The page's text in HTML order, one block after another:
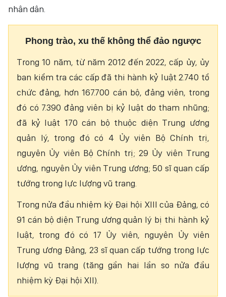
nhân dân.
Phong trào, xu thế không thể đảo ngược
Trong 10 năm, từ năm 2012 đến 2022, cấp ủy, ủy
ban kiểm tra các cấp đã thi hành kỷ luật 2.740 tổ
chức đảng, hơn 167.700 cán bộ, đảng viên, trong
đó có 7.390 đảng viên bị kỷ luật do tham nhũng;
đã kỷ luật 170 cán bộ thuộc diện Trung ương
quản lý, trong đó có 4 Ủy viên Bộ Chính trị,
nguyên Ủy viên Bộ Chính trị; 29 Ủy viên Trung
ương, nguyên Ủy viên Trung ương; 50 sĩ quan cấp
tướng trong lực lượng vũ trang.
Trong nửa đầu nhiệm kỳ Đại hội XIII của Đảng, có
91 cán bộ diện Trung ương quản lý bị thi hành kỷ
luật, trong đó có 17 Ủy viên, nguyên Ủy viên
Trung ương Đảng, 23 sĩ quan cấp tướng trong lực
lượng vũ trang (tăng gần hai lần so nửa đầu
nhiệm kỳ Đại hội XII).